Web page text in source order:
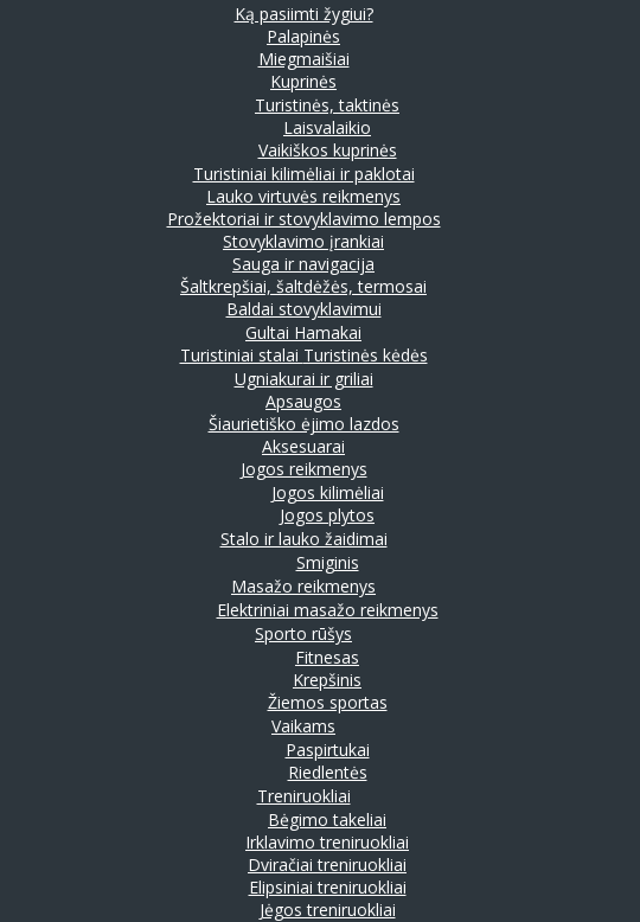
Ką pasiimti žygiui?
Palapinės
Miegmaišiai
Kuprinės
Turistinės, taktinės
Laisvalaikio
Vaikiškos kuprinės
Turistiniai kilimėliai ir paklotai
Lauko virtuvės reikmenys
Prožektoriai ir stovyklavimo lempos
Stovyklavimo įrankiai
Sauga ir navigacija
Šaltkrepšiai, šaltdėžės, termosai
Baldai stovyklavimui
Gultai Hamakai
Turistiniai stalai Turistinės kėdės
Ugniakurai ir griliai
Apsaugos
Šiaurietiško ėjimo lazdos
Aksesuarai
Jogos reikmenys
Jogos kilimėliai
Jogos plytos
Stalo ir lauko žaidimai
Smiginis
Masažo reikmenys
Elektriniai masažo reikmenys
Sporto rūšys
Fitnesas
Krepšinis
Žiemos sportas
Vaikams
Paspirtukai
Riedlentės
Treniruokliai
Bėgimo takeliai
Irklavimo treniruokliai
Dviračiai treniruokliai
Elipsiniai treniruokliai
Jėgos treniruokliai